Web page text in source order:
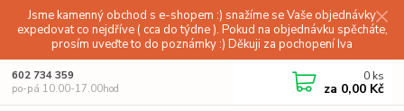
Jsme kamenný obchod s e-shopem :) snažíme se Vaše objednávky
expedovat co nejdříve ( cca do týdne ). Pokud na objednávku spěcháte,
prosím uveďte to do poznámky :) Děkuji za pochopení Iva
602 734 359
po-pá 10.00-17.00hod
0 ks
za 0,00 Kč